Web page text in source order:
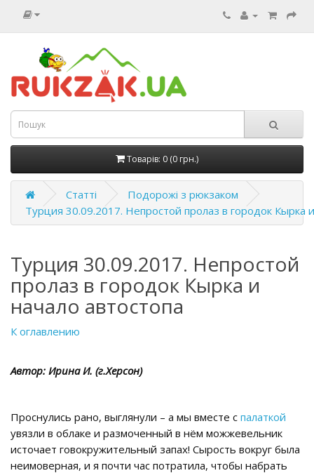
Товарів: 0 (0 грн.)
Статті
Подорожі з рюкзаком
Турция 30.09.2017. Непростой пролаз в городок Кырка
Турция 30.09.2017. Непростой
пролаз в городок Кырка и
начало автостопа
К оглавлению
Автор: Ирина И. (г.Херсон)
Проснулись рано, выглянули – а мы вместе с палаткой
увязли в облаке и размоченный в нём можжевельник
источает говокружительный запах! Сырость вокруг была
неимоверная, и я почти час потратила, чтобы набрать